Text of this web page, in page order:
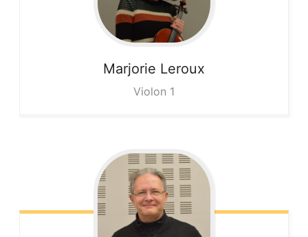
Marjorie Leroux
Violon 1